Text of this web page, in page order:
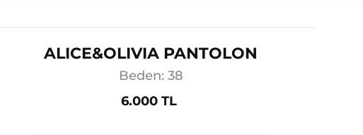
Ceket
Yelek
ALICE&OLIVIA PANTOLON
Beden: 38
6.000 TL